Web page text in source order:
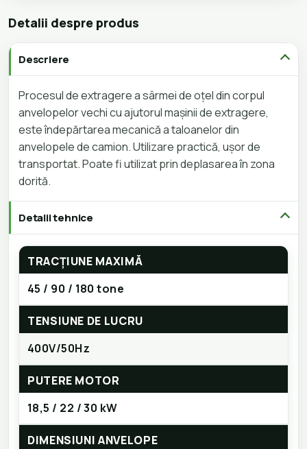
Detalii despre produs
Descriere
Procesul de extragere a sârmei de oțel din corpul
anvelopelor vechi cu ajutorul mașinii de extragere,
este îndepărtarea mecanică a taloanelor din
anvelopele de camion. Utilizare practică, ușor de
transportat. Poate fi utilizat prin deplasarea în zona
dorită.
Detalii tehnice
TRACȚIUNE MAXIMĂ
45 / 90 / 180 tone
TENSIUNE DE LUCRU
400V/50Hz
PUTERE MOTOR
18,5 / 22 / 30 kW
DIMENSIUNI ANVELOPE